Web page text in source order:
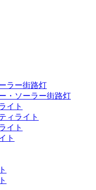
ラー街路灯
・ソーラー街路灯
イト
ィライト
イト
ト